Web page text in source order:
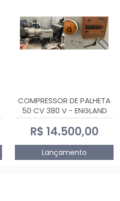
COMPRESSOR DE PALHETA
50 CV 380 V - ENGLAND
R$ 14.500,00
Lançamento